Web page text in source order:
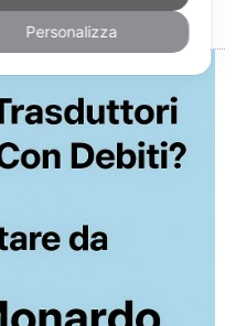
05:13
Personalizza